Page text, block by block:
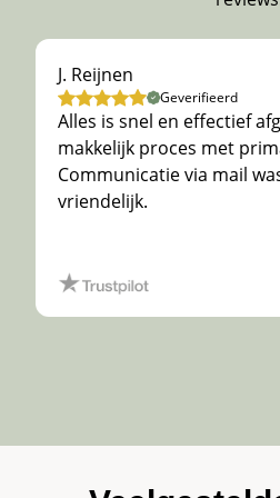
J. Reijnen
Geverifieerd
Alles is snel en effectief
makkelijk proces met
Communicatie via mail
vriendelijk.